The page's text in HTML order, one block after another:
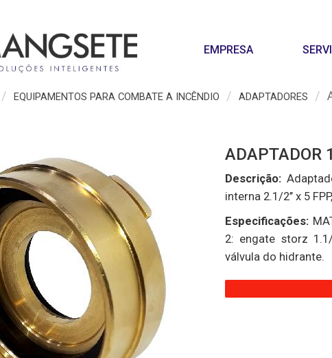
EMPRESA
EQUIPAMENTOS PARA COMBATE A INCÊNDIO ADAPTADORES
ADAPTADOR
Descrição:
interna 2.1/2’’ x 5
Especificações:
2: engate storz
válvula do hidrante.